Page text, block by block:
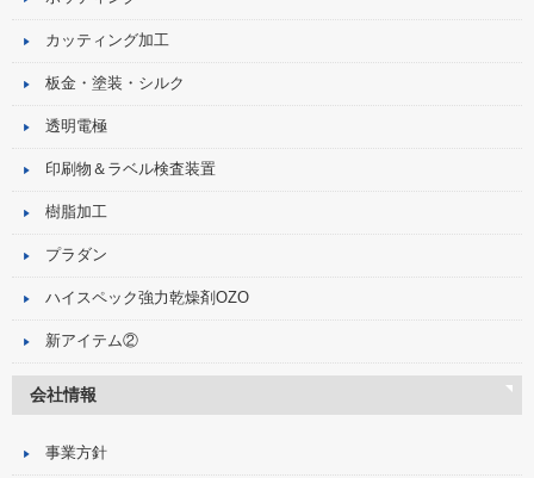
カッティング加工
板金・塗装・シルク
透明電極
印刷物＆ラベル検査装置
樹脂加工
プラダン
ハイスペック強力乾燥剤OZO
新アイテム②
会社情報
事業方針